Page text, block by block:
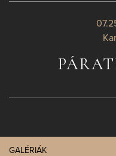
GALÉRIÁK